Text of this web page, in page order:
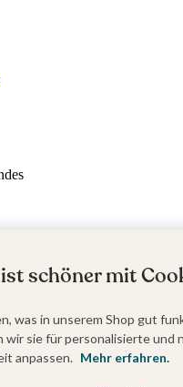
schöner mit
was in unserem Shop gut
wir sie für personalisierte
anpassen. Mehr erfahren.